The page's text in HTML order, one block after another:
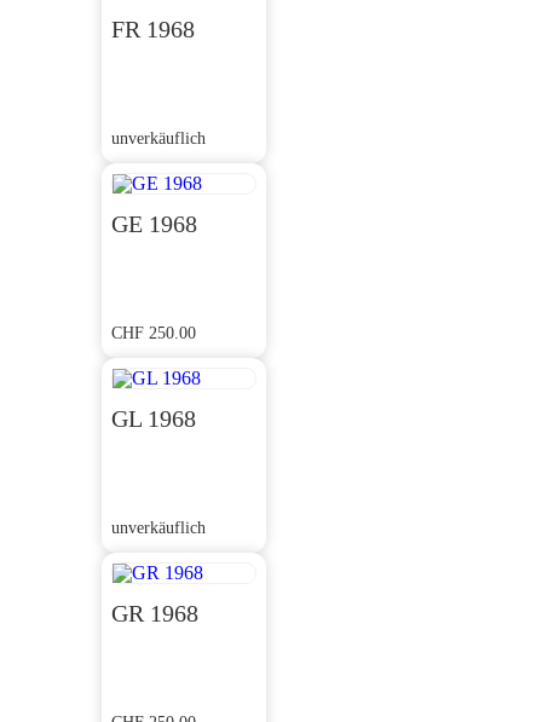
FR 1968
unverkäuflich
GE 1968
CHF 250.00
GL 1968
unverkäuflich
GR 1968